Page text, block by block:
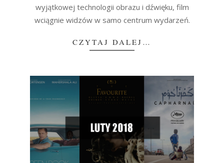
wyjątkowej technologii obrazu i dźwięku, film
wciągnie widzów w samo centrum wydarzeń.
CZYTAJ DALEJ…